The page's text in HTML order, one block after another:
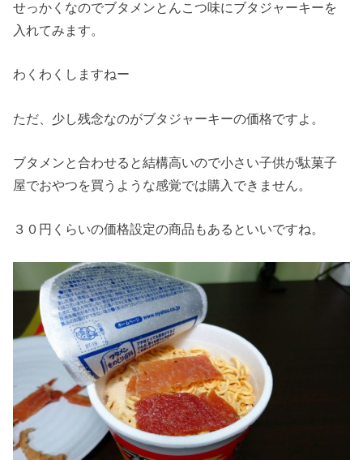
せっかくなのでブタメンとんこつ味にブタジャーキーを
入れてみます。
わくわくしますねー
ただ、少し残念なのがブタジャーキーの価格ですよ。
ブタメンと合わせると結構高いので小さい子供が駄菓子
屋でおやつを買うような感覚では購入できません。
３０円くらいの価格設定の商品もあるといいですね。